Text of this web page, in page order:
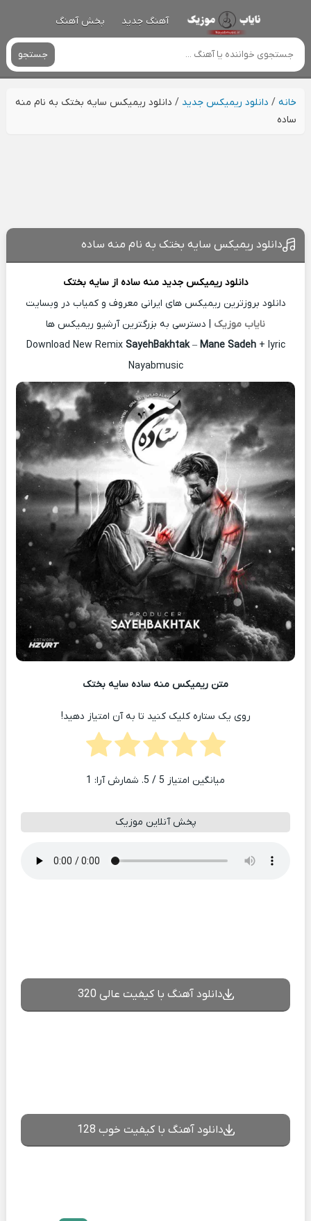
آهنگ جدید پخش آهنگ
جستجو
خانه/ دانلود ریمیکس جدید / دانلود ریمیکس سایه بختک به نام منه
ساده
دانلود ریمیکس سایه بختک به نام منه ساده
دانلود ریمیکس جدید منه ساده ازسایه بختک
دانلود بروزترین ریمیکس های ایرانی معروف و کمیاب در وبسایت
نایاب موزیک | دسترسی به بزرگترین آرشیو ریمیکس ها
Download New Remix SayehBakhtak– Mane Sadeh+ lyric
Nayabmusic
متن ریمیکس منه ساده سایه بختک
روی یک ستاره کلیک کنید تا به آن امتیاز دهید!
میانگین امتیاز 5 / 5. شمارش آرا: 1
پخش آنلاین موزیک
دانلود آهنگ با کیفیت عالی 320
دانلود آهنگ با کیفیت خوب 128